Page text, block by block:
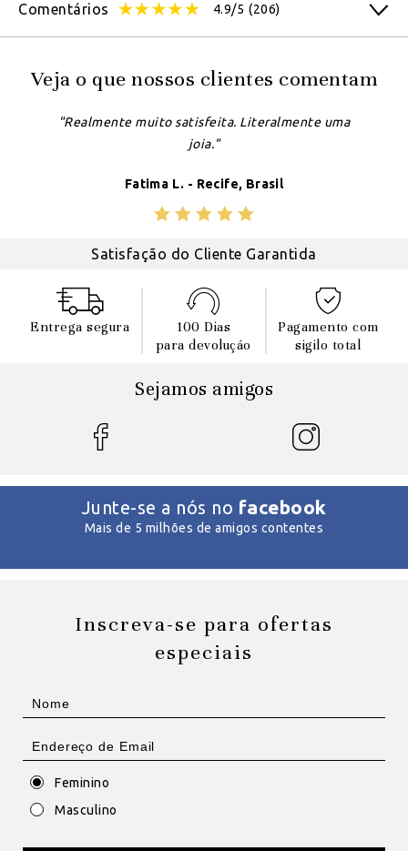
Comentários 4.9/5 (206)
Veja o que nossos clientes comentam
"Realmente muito satisfeita. Literalmente uma
joia."
Fatima L. - Recife, Brasil
Satisfação do Cliente Garantida
Entrega segura
100 Dias
para devoluçáo
Pagamento com
sigilo total
Sejamos amigos
Junte-se a nós no facebook
Mais de 5 milhões de amigos contentes
Inscreva-se para ofertas
especiais
Feminino
Masculino